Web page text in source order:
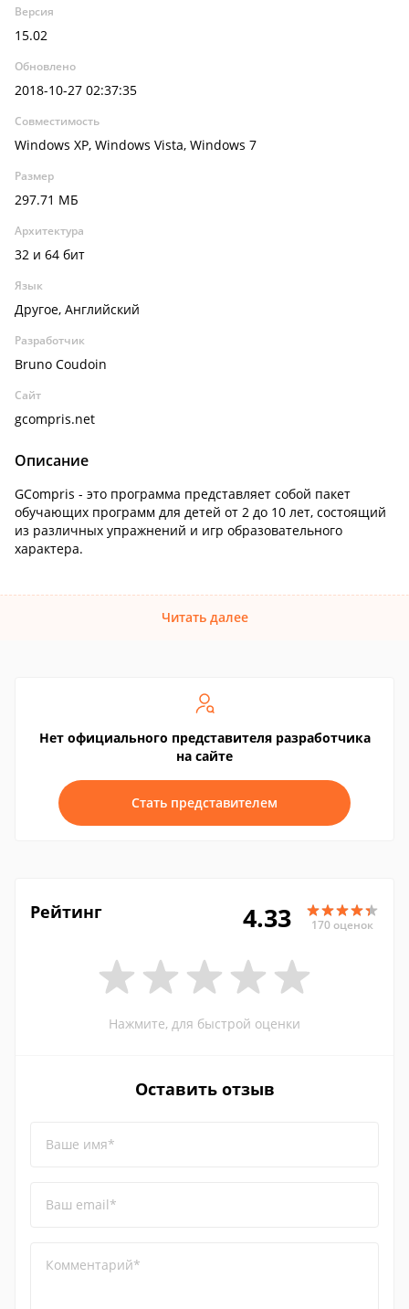
Версия
15.02
Обновлено
2018-10-27 02:37:35
Совместимость
Windows XP, Windows Vista, Windows 7
Размер
297.71 МБ
Архитектура
32 и 64 бит
Язык
Другое, Английский
Разработчик
Bruno Coudoin
Сайт
gcompris.net
Описание
GCompris - это программа представляет собой пакет
обучающих программ для детей от 2 до 10 лет, состоящий
из различных упражнений и игр образовательного
характера.
Читать далее
Нет официального представителя разработчика
на сайте
Стать представителем
Рейтинг 4.33 170 оценок
Нажмите, для быстрой оценки
Оставить отзыв
Ваше имя*
Ваш email*
Комментарий*